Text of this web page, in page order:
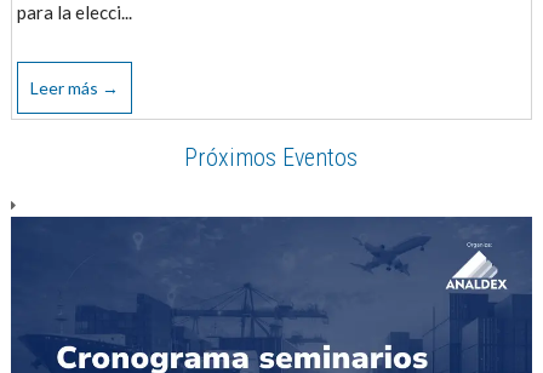
para la elecci...
Leer más →
Próximos Eventos